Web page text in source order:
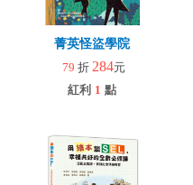
菁英怪盜學院
79 折 284元
紅利 1 點